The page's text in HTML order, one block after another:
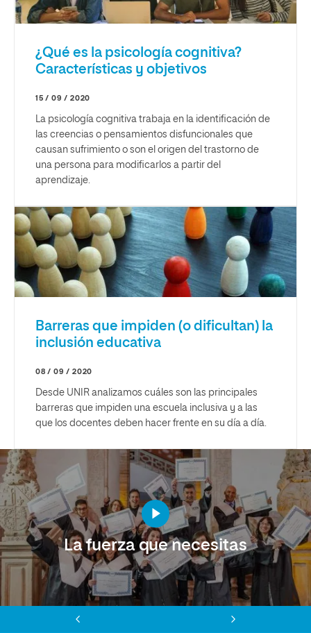
¿Qué es la psicología cognitiva?
Características y objetivos
15 / 09 / 2020
La psicología cognitiva trabaja en la identificación de
las creencias o pensamientos disfuncionales que
causan sufrimiento o son el origen del trastorno de
una persona para modificarlos a partir del
aprendizaje.
Barreras que impiden (o dificultan) la
inclusión educativa
08 / 09 / 2020
Desde UNIR analizamos cuáles son las principales
barreras que impiden una escuela inclusiva y a las
que los docentes deben hacer frente en su día a día.
La fuerza que necesitas